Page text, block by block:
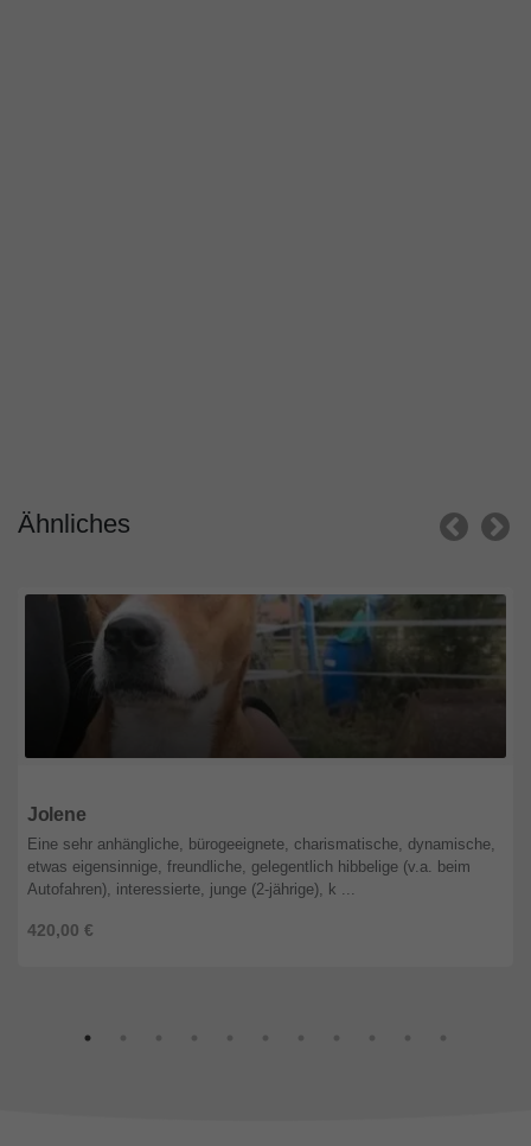
Ähnliches
Jolene
420,00 €
Eine sehr anhängliche, bürogeeignete, charismatische, dynamische,
etwas eigensinnige, freundliche, gelegentlich hibbelige (v.a. beim
Autofahren), interessierte, junge (2-jährige), k ...